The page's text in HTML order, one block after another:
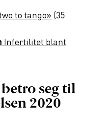
to tango»(35
Infertilitet blant
seg til
2020